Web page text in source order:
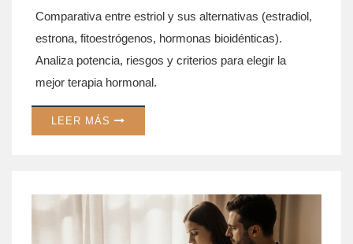
Comparativa entre estriol y sus alternativas (estradiol,
estrona, fitoestrógenos, hormonas bioidénticas).
Analiza potencia, riesgos y criterios para elegir la
mejor terapia hormonal.
LEER MÁS